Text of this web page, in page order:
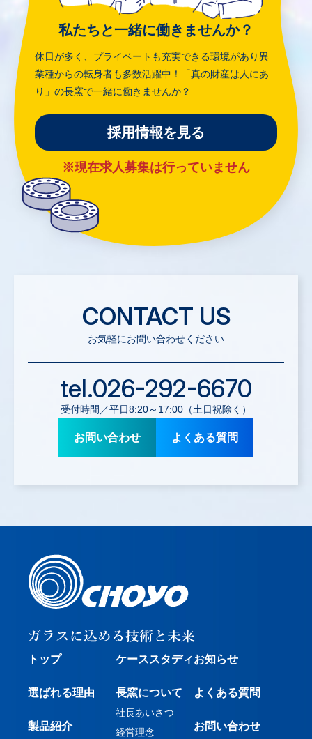
私たちと一緒に働きませんか？
休日が多く、プライベートも充実できる環境があり異
業種からの転身者も多数活躍中！
「真の財産は人にあ
り」の長窯で一緒に働きませんか？
採用情報を見る
※現在求人募集は行っていません
CONTACT US
お気軽にお問い合わせください
tel.026-292-6670
受付時間／平日8:20～17:00（土日祝除く）
お問い合わせ よくある質問
トップ
選ばれる理由
製品紹介
ケーススタディ
長窯について
社長あいさつ
経営理念
お知らせ
よくある質問
お問い合わせ